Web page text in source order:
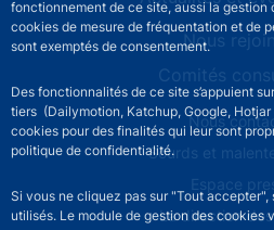
fonctionnement de ce site, aussi la gestion
cookies de mesure de fréquentation et de
sont exemptés de consentement.
Des fonctionnalités de ce site s’appuient
tiers (Dailymotion, Katchup, Google,
cookies pour des finalités qui leur sont
politique de confidentialité.
Si vous ne cliquez pas sur "Tout
utilisés. Le module de gestion des cookies
Nous
Comités
Footer secondary menu
Nous
Sourds et
Espace
La direction